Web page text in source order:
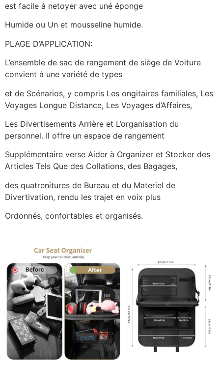
est facile à netoyer avec uné éponge
Humide ou Un et mousseline humide.
PLAGE D’APPLICATION:
L’ensemble de sac de rangement de siège de Voiture
convient à une variété de types
et de Scénarios, y compris Les ongitaires familiales, Les
Voyages Longue Distance, Les Voyages d’Affaires,
Les Divertisements Arrière et L’organisation du
personnel. Il offre un espace de rangement
Supplémentaire verse Aider à Organizer et Stocker des
Articles Tels Que des Collations, des Bagages,
des quatrenitures de Bureau et du Materiel de
Divertivation, rendu les trajet en voix plus
Ordonnés, confortables et organisés.